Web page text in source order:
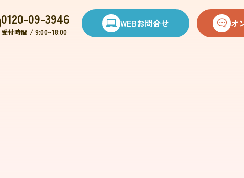
0120-09-3946
受付時間 / 9:00~18:00
WEBお問合せ オ